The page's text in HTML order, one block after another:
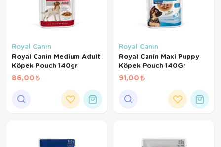
Royal Canın
Royal Canin Medium Adult
Köpek Pouch 140gr
86,00
Royal Canın
Royal Canin Maxi Puppy
Köpek Pouch 140Gr
91,00